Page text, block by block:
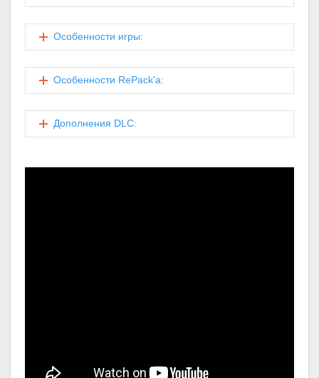
Особенности игры:
Особенности RePack'a:
Дополнения DLC: